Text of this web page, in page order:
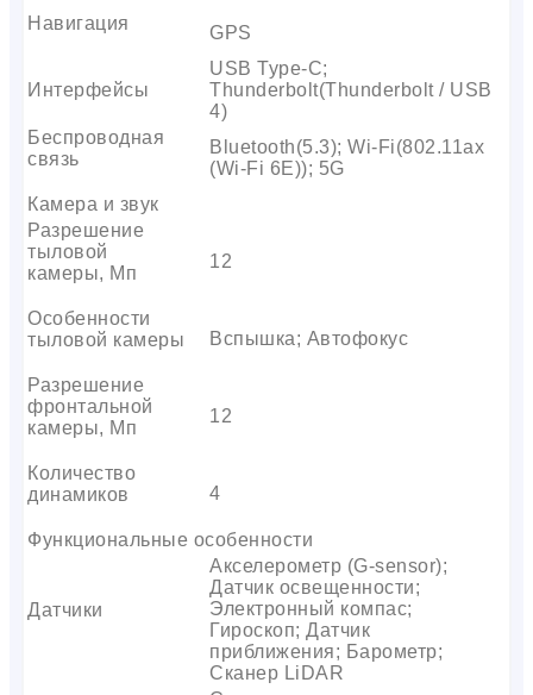
Навигация
GPS
Интерфейсы
USB Type-C;
Thunderbolt(Thunderbolt / USB
4)
Беспроводная
связь
Bluetooth(5.3); Wi-Fi(802.11ax
(Wi-Fi 6E)); 5G
Камера и звук
Разрешение
тыловой
камеры, Мп
12
Особенности
тыловой камеры
Вспышка; Автофокус
Разрешение
фронтальной
камеры, Мп
12
Количество
динамиков
4
Функциональные особенности
Датчики
Акселерометр (G-sensor);
Датчик освещенности;
Электронный компас;
Гироскоп; Датчик
приближения; Барометр;
Сканер LiDAR